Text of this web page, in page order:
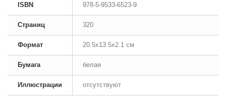
ISBN 978-5-9533-6523-9
Страниц 320
Формат 20.5x13.5x2.1 см
Бумага белая
Иллюстрации отсутствуют